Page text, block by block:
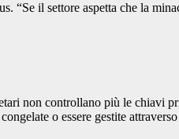
“Se il settore aspetta che la
non controllano più le chiavi
o essere gestite